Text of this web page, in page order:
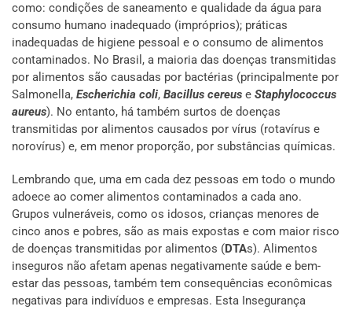
como: condições de saneamento e qualidade da água para
consumo humano inadequado (impróprios); práticas
inadequadas de higiene pessoal e o consumo de alimentos
contaminados. No Brasil, a maioria das doenças transmitidas
por alimentos são causadas por bactérias (principalmente por
Salmonella, Escherichia coli, Bacillus cereus e Staphylococcus
aureus). No entanto, há também surtos de doenças
transmitidas por alimentos causados por vírus (rotavírus e
norovírus) e, em menor proporção, por substâncias químicas.
Lembrando que, uma em cada dez pessoas em todo o mundo
adoece ao comer alimentos contaminados a cada ano.
Grupos vulneráveis, como os idosos, crianças menores de
cinco anos e pobres, são as mais expostas e com maior risco
de doenças transmitidas por alimentos (DTAs). Alimentos
inseguros não afetam apenas negativamente saúde e bem-
estar das pessoas, também tem consequências econômicas
negativas para indivíduos e empresas. Esta Insegurança